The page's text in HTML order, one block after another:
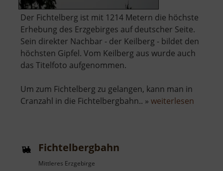
Der Fichtelberg ist mit 1214 Metern die höchste
Erhebung des Erzgebirges auf deutscher Seite.
Sein direkter Nachbar - der Keilberg - bildet den
höchsten Gipfel. Vom Keilberg aus wurde auch
das Titelfoto aufgenommen.
Um zum Fichtelberg zu gelangen, kann man in
Cranzahl in die Fichtelbergbahn.. » weiterlesen
Fichtelbergbahn
Mittleres Erzgebirge